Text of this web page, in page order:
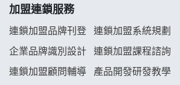
加盟連鎖服務
連鎖加盟品牌刊登 連鎖加盟系統規劃
企業品牌識別設計 連鎖加盟課程諮詢
連鎖加盟顧問輔導 產品開發研發教學